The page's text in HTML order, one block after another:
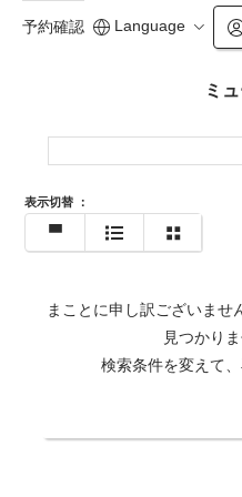
予約確認 Language
ミ
表示切替 ：
まことに申し訳ございませ
見つかり
検索条件を変えて